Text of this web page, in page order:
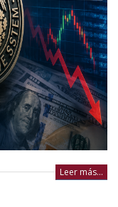
Leer más...